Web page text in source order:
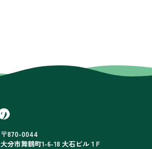
〒870-0044
大分市舞鶴町1-6-18 大石ビル１F